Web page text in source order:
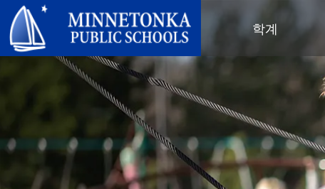
미네토카 공립학교
학계
지역 프로그램
심화 학습
컴퓨터 과학 및 코딩
디지털 헬스 & 웰니스
언어 몰입 교육
음악 설정
네비게이터 프로그램
전 학군
우수성 기념 행사
봉사 기념 행사
지역사회 교육
목표를 가진 육아
‘더 푸른 미래를 위한’ 재사용 및 재
활용 행사
지역사회 교육
미네토카 유치원 및 ECFE
탐험가 (보육)
청소년
성인 프로그램
행사
리더십
연차 보고서
학군 정책
교육위원회
교육감
미네토카 학군 소개
지역 지도
(새 창/탭에서 열림)